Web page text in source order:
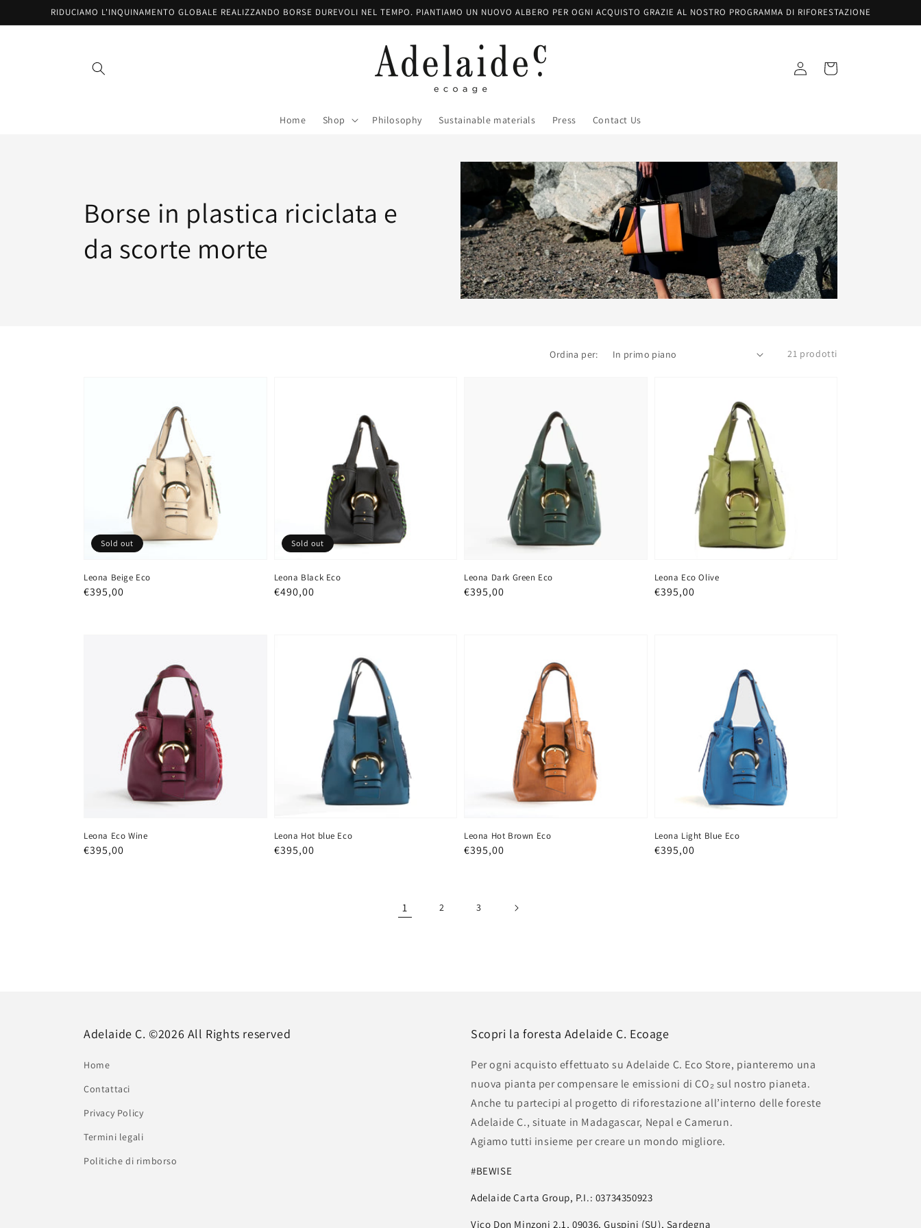
Salta alRIDUCIAMO L'INQUINAMENTO GLOBALE REALIZZANDO BORSE DUREVOLI NEL TEMPO. PIANTIAMO UN NUOVO ALBERO PER OGNI ACQUISTO GRAZIE AL NOSTRO PROGRAMMA DI RIFORESTAZIONE
Home Shop Philosophy Sustainable materials Press Contact Us
Accesso Carrello
Collezione:
Borse in plastica riciclata e
da scorte morte
Ordina per: 21 prodotti
Leona Beige Eco
Prezzo
€395,00
Sold out
Leona Black Eco
Prezzo
€490,00
Sold out
Leona Dark Green Eco
Prezzo
€395,00
Leona Eco Olive
Prezzo
€395,00
Leona Eco Wine
Prezzo
€395,00
Leona Hot blue Eco
Prezzo
€395,00
Leona Hot Brown Eco
Prezzo
€395,00
Leona Light Blue Eco
Prezzo
€395,00
1 2 3
Adelaide C. ©2026 All Rights reserved
Home
Contattaci
Privacy Policy
Termini legali
Politiche di rimborso
Scopri la foresta Adelaide C. Ecoage
Per ogni acquisto effettuato su Adelaide C. Eco Store, pianteremo una
nuova pianta per compensare le emissioni di CO₂ sul nostro pianeta.
Anche tu partecipi al progetto di riforestazione all’interno delle foreste
Adelaide C., situate in Madagascar, Nepal e Camerun.
Agiamo tutti insieme per creare un mondo migliore.
#BEWISE
Adelaide Carta Group, P.I.: 03734350923
Vico Don Minzoni 2.1, 09036, Guspini (SU), Sardegna